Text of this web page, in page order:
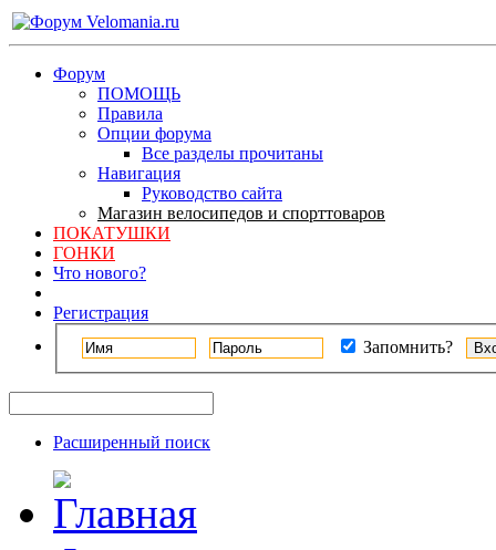
Форум
ПОМОЩЬ
Правила
Опции форума
Все разделы прочитаны
Навигация
Руководство сайта
Магазин велосипедов и спорттоваров
ПОКАТУШКИ
ГОНКИ
Что нового?
Регистрация
Запомнить?
Расширенный поиск